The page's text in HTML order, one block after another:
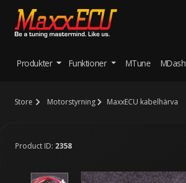
Produkter Funktioner MTune MDash
Store Motorstyrning MaxxECU kabelhärva
Product ID: 2358